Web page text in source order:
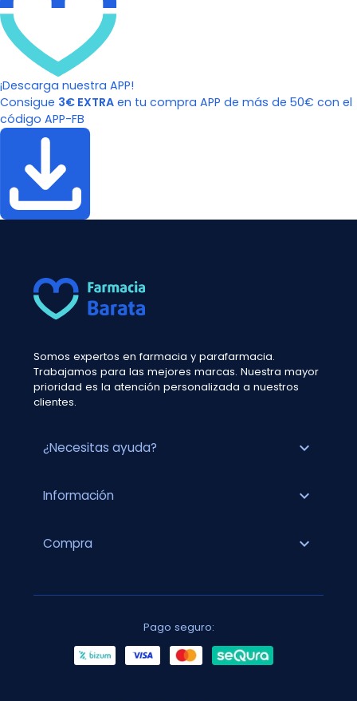
¡Descarga nuestra APP!
Consigue 3€ EXTRA en tu compra APP de más de 50€ con el
código APP-FB
Somos expertos en farmacia y parafarmacia.
Trabajamos para las mejores marcas. Nuestra mayor
prioridad es la atención personalizada a nuestros
clientes.
¿Necesitas ayuda? expand_more
Información expand_more
Compra expand_more
Pago seguro: